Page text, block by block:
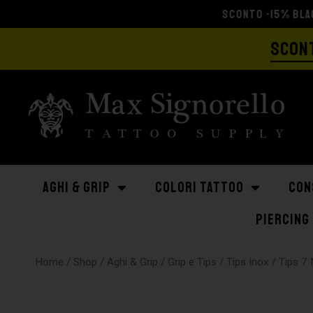
AGHI & GRIP COLORI TATTOO
PIERCING
Home / Shop / Aghi & Grip / Grip e Tips / Tips Inox / Tips 7